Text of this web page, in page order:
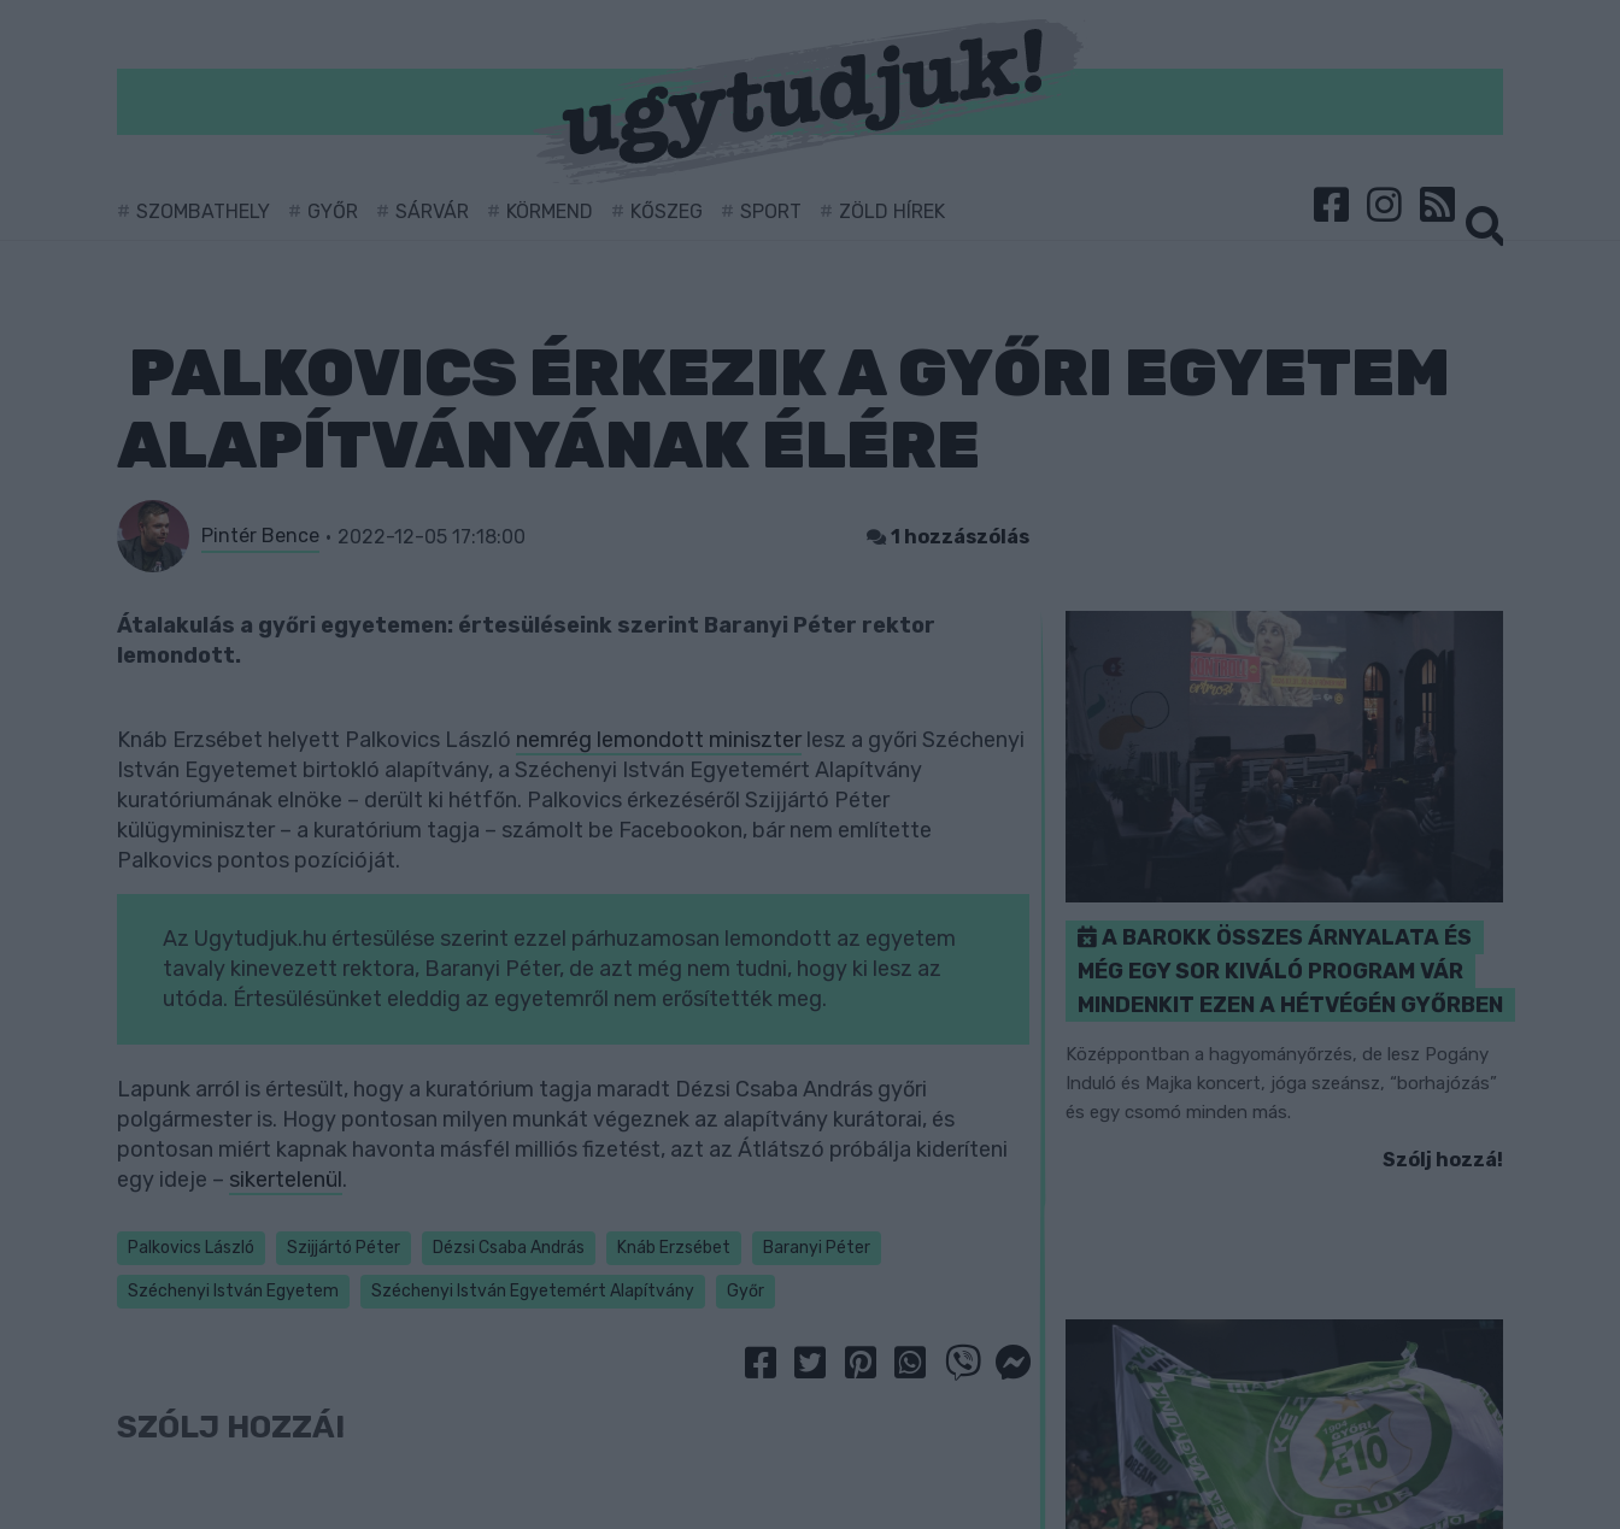
SZOMBATHELY GYŐR SÁRVÁR KÖRMEND KŐSZEG SPORT ZÖLD HÍREK
PALKOVICS ÉRKEZIK A GYŐRI EGYETEM
ALAPÍTVÁNYÁNAK ÉLÉRE
Pintér Bence 2022-12-05 17:18:00 1 hozzászólás
Átalakulás a győri egyetemen: értesüléseink szerint Baranyi Péter rektor
lemondott.
Knáb Erzsébet helyett Palkovics László nemrég lemondott miniszter lesz a győri Széchenyi
István Egyetemet birtokló alapítvány, a Széchenyi István Egyetemért Alapítvány
kuratóriumának elnöke – derült ki hétfőn. Palkovics érkezéséről Szijjártó Péter
külügyminiszter – a kuratórium tagja – számolt be Facebookon, bár nem említette
Palkovics pontos pozícióját.
Az Ugytudjuk.hu értesülése szerint ezzel párhuzamosan lemondott az egyetem
tavaly kinevezett rektora, Baranyi Péter, de azt még nem tudni, hogy ki lesz az
utóda. Értesülésünket eleddig az egyetemről nem erősítették meg.
Lapunk arról is értesült, hogy a kuratórium tagja maradt Dézsi Csaba András győri
polgármester is. Hogy pontosan milyen munkát végeznek az alapítvány kurátorai, és
pontosan miért kapnak havonta másfél milliós fizetést, azt az Átlátszó próbálja kideríteni
egy ideje – sikertelenül.
Palkovics László Szijjártó Péter Dézsi Csaba András Knáb Erzsébet Baranyi Péter
Széchenyi István Egyetem Széchenyi István Egyetemért Alapítvány Győr
SZÓLJ HOZZÁ!
A BAROKK ÖSSZES ÁRNYALATA ÉS
MÉG EGY SOR KIVÁLÓ PROGRAM VÁR
MINDENKIT EZEN A HÉTVÉGÉN GYŐRBEN
Középpontban a hagyományőrzés, de lesz Pogány
Induló és Majka koncert, jóga szeánsz, “borhajózás”
és egy csomó minden más.
Szólj hozzá!